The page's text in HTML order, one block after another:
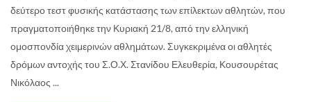
δεύτερο τεστ φυσικής κατάστασης των επίλεκτων αθλητών, που
πραγματοποιήθηκε την Κυριακή 21/8, από την ελληνική
ομοσπονδία χειμερινών αθλημάτων. Συγκεκριμένα οι αθλητές
δρόμων αντοχής του Σ.Ο.Χ. Στανίδου Ελευθερία, Κουσουρέτας
Νικόλαος ...